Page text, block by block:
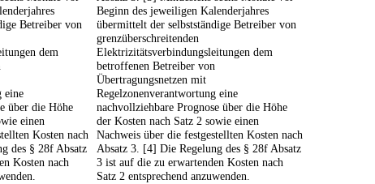
Betreiber von
dem
eine
über die Höhe
einen
Kosten nach
des § 28f Absatz
Kosten nach
Beginn des jeweiligen Kalenderjahres
übermittelt der selbstständige Betreiber von
grenzüberschreitenden
Elektrizitätsverbindungsleitungen dem
betroffenen Betreiber von
Übertragungsnetzen mit
Regelzonenverantwortung eine
nachvollziehbare Prognose über die Höhe
der Kosten nach Satz 2 sowie einen
Nachweis über die festgestellten Kosten nach
Absatz 3. [4] Die Regelung des § 28f Absatz
3 ist auf die zu erwartenden Kosten nach
Satz 2 entsprechend anzuwenden.